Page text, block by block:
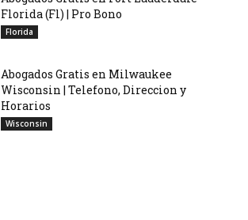
Florida (Fl) | Pro Bono
Florida
Abogados Gratis en Milwaukee
Wisconsin | Telefono, Direccion y
Horarios
Wisconsin